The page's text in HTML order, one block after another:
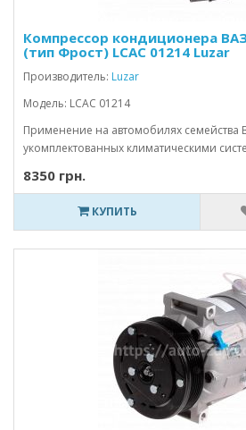
Компрессор кондиционера
(тип Фрост) LCAC 01214 Luzar
Производитель: Luzar
Модель: LCAC 01214
Применение на автомобилях семейства
укомплектованных климатическими
8350 грн.
КУПИТЬ